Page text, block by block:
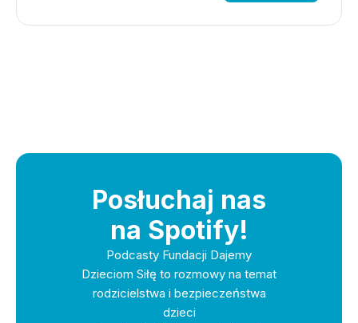
Posłuchaj nas
na Spotify!
Podcasty Fundacji Dajemy
Dzieciom Siłę to rozmowy na temat
rodzicielstwa i bezpieczeństwa
dzieci